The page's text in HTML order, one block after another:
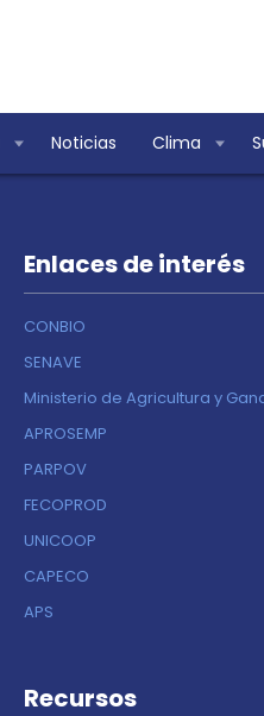
Noticias Clima
Enlaces de interés
CONBIO
SENAVE
Ministerio de Agricultura y
APROSEMP
PARPOV
FECOPROD
UNICOOP
CAPECO
APS
Recursos